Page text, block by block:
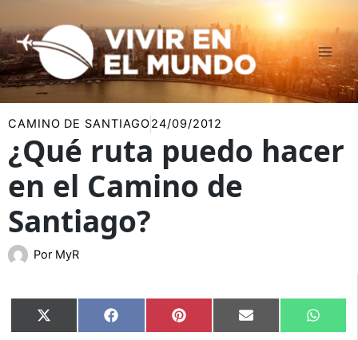
al
contenido
CAMINO DE SANTIAGO24/09/2012
¿Qué ruta puedo hacer
en el Camino de
Santiago?
Por MyR
Compartir
en
X
(Twitter)
Compartir
en
Facebook Compartir
en
Pinterest Compartir
en
Email
en